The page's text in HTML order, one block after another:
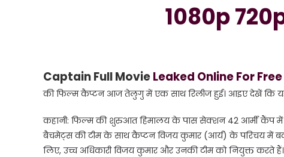
HD
1080p
4K
1080p
Captain Full MovieLeaked Online For
की फिल्म कैप्टन आज तेलुगु में एक साथ रिलीज हुई। आइए देखें कि यह
कहानी: फिल्म की शुरुआत हिमालय के पास सेक्शन 42 आर्मी कैंप में
बैचमेट्स की टीम के साथ कैप्टन विजय कुमार (आर्य) के परिचय में
लिए, उच्च अधिकारी विजय कुमार और उनकी टीम को नियुक्त करते हैं।